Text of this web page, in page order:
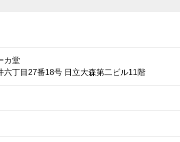
カ堂
六丁目27番18号 日立大森第二ビル11階